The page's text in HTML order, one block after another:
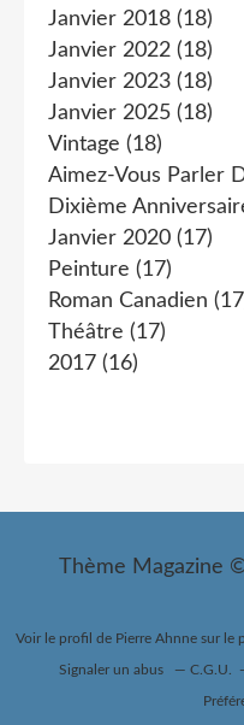
Janvier 2018 (18)
Janvier 2022 (18)
Janvier 2023 (18)
Janvier 2025 (18)
Vintage (18)
Aimez-Vous Parler
Dixième
Janvier 2020 (17)
Peinture (17)
Roman Canadien
Théâtre (17)
2017 (16)
Thème Magazine
Voir le profil de Pierre Ahnnesur le
Signaler un abus C.G.U.